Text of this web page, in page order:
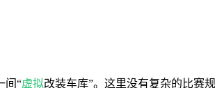
间“虚拟改装车库”。这里没有复杂的比赛